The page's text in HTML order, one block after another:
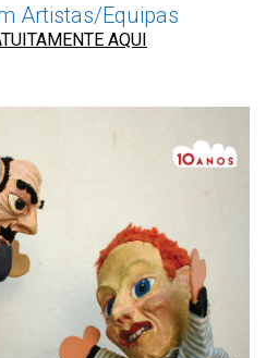
Artistas/Equipas
AQUI